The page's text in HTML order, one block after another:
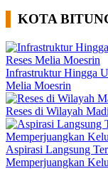
KOTA
Infrastruktur Hingga
Melia Moesrin
Reses di Wilayah
Aspirasi Langsung
Memperjuangkan